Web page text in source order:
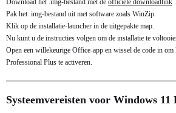
Download het .img-bestand met de officiële downloadlink .
Pak het .img-bestand uit met software zoals WinZip.
Klik op de installatie-launcher in de uitgepakte map.
Nu kunt u de instructies volgen om de installatie te
Open een willekeurige Office-app en wissel de code in
Professional Plus te activeren.
Systeemvereisten voor Windows 11